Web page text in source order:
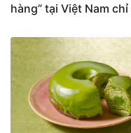
hàng” tại Việt Nam